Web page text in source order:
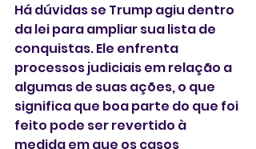
Há dúvidas se Trump agiu dentro
da lei para ampliar sua lista de
conquistas. Ele enfrenta
processos judiciais em relação a
algumas de suas ações, o que
significa que boa parte do que foi
feito pode ser revertido à
medida em que os casos